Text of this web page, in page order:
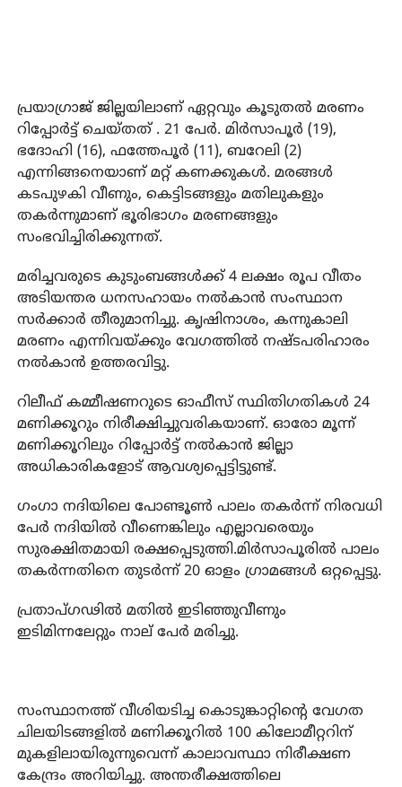
പ്രയാഗ്രാജ് ജില്ലയിലാണ് ഏറ്റവും കൂടുതല്‍ മരണം
റിപ്പോര്‍ട്ട് ചെയ്തത് . 21 പേര്‍. മിര്‍സാപൂര്‍ (19),
ഭദോഹി (16), ഫത്തേപൂര്‍ (11), ബറേലി (2)
എന്നിങ്ങനെയാണ് മറ്റ് കണക്കുകള്‍. മരങ്ങള്‍
കടപുഴകി വീണും, കെട്ടിടങ്ങളും മതിലുകളും
തകര്‍ന്നുമാണ് ഭൂരിഭാഗം മരണങ്ങളും
സംഭവിച്ചിരിക്കുന്നത്.
മരിച്ചവരുടെ കുടുംബങ്ങള്‍ക്ക് 4 ലക്ഷം രൂപ വീതം
അടിയന്തര ധനസഹായം നല്‍കാന്‍ സംസ്ഥാന
സര്‍ക്കാര്‍ തീരുമാനിച്ചു. കൃഷിനാശം, കന്നുകാലി
മരണം എന്നിവയ്ക്കും വേഗത്തില്‍ നഷ്ടപരിഹാരം
നല്‍കാന്‍ ഉത്തരവിട്ടു.
റിലീഫ് കമ്മീഷണറുടെ ഓഫീസ് സ്ഥിതിഗതികള്‍ 24
മണിക്കൂറും നിരീക്ഷിച്ചുവരികയാണ്. ഓരോ മൂന്ന്
മണിക്കൂറിലും റിപ്പോര്‍ട്ട് നല്‍കാന്‍ ജില്ലാ
അധികാരികളോട് ആവശ്യപ്പെട്ടിട്ടുണ്ട്.
ഗംഗാ നദിയിലെ പോണ്ടൂണ്‍ പാലം തകര്‍ന്ന് നിരവധി
പേര്‍ നദിയില്‍ വീണെങ്കിലും എല്ലാവരെയും
സുരക്ഷിതമായി രക്ഷപ്പെടുത്തി.മിര്‍സാപൂരില്‍ പാലം
തകര്‍ന്നതിനെ തുടര്‍ന്ന് 20 ഓളം ഗ്രാമങ്ങള്‍ ഒറ്റപ്പെട്ടു.
പ്രതാപ്ഗഢില്‍ മതില്‍ ഇടിഞ്ഞുവീണും
ഇടിമിന്നലേറ്റും നാല് പേര്‍ മരിച്ചു.
സംസ്ഥാനത്ത് വീശിയടിച്ച കൊടുങ്കാറ്റിന്റെ വേഗത
ചിലയിടങ്ങളില്‍ മണിക്കൂറില്‍ 100 കിലോമീറ്ററിന്
മുകളിലായിരുന്നുവെന്ന് കാലാവസ്ഥാ നിരീക്ഷണ
കേന്ദ്രം അറിയിച്ചു. അന്തരീക്ഷത്തിലെ